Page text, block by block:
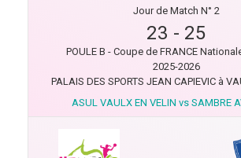
Jour de Match N° 2
23 - 25
POULE B - Coupe de FRANCE
2025-2026
PALAIS DES SPORTS JEAN CAPIEVIC à
ASUL VAULX EN VELIN vs SAMBRE